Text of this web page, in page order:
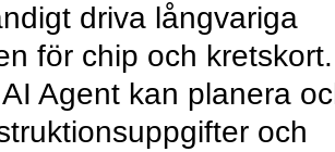
driva långvariga
för chip och kretskort.
Agent kan planera
och